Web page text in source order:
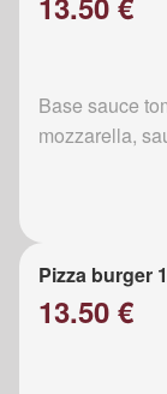
Base sauce
mozzarella,
Pizza burger
13.50 €